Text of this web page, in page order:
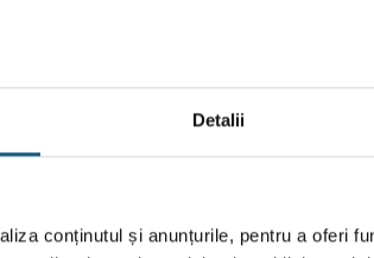
Detalii
conținutul și anunțurile, pentru a oferi
102 kW